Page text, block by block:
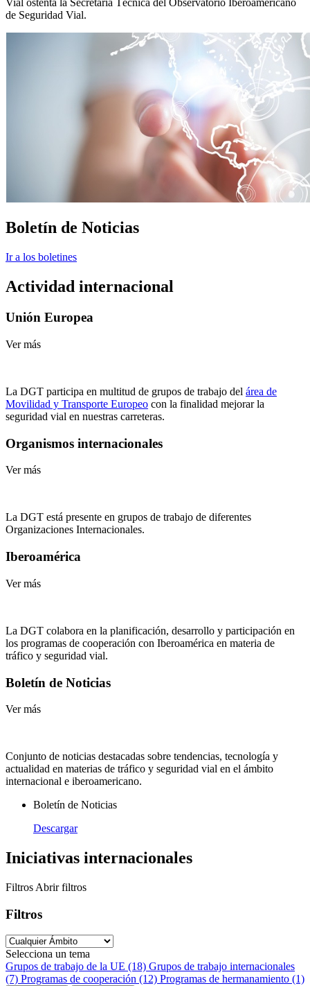
de Seguridad Vial.
Boletín de Noticias
Ir a los boletines
Actividad internacional
Unión Europea
Ver más
La DGT participa en multitud de grupos de trabajo del área de
Movilidad y Transporte Europeo con la finalidad mejorar la
seguridad vial en nuestras carreteras.
Organismos internacionales
Ver más
La DGT está presente en grupos de trabajo de diferentes
Organizaciones Internacionales.
Iberoamérica
Ver más
La DGT colabora en la planificación, desarrollo y participación en
los programas de cooperación con Iberoamérica en materia de
tráfico y seguridad vial.
Boletín de Noticias
Ver más
Conjunto de noticias destacadas sobre tendencias, tecnología y
actualidad en materias de tráfico y seguridad vial en el ámbito
internacional e iberoamericano.
Boletín de Noticias
Descargar
Iniciativas internacionales
Filtros Abrir filtros
Filtros
Selecciona un tema
Grupos de trabajo de la UE (18) Grupos de trabajo internacionales
(7) Programas de cooperación (12) Programas de hermanamiento (1)